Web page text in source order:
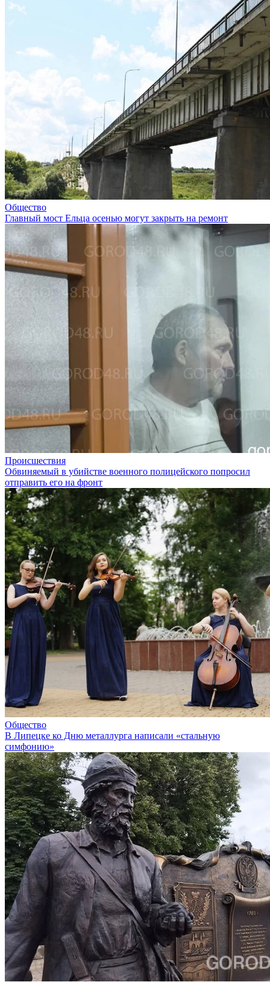
Общество
Главный мост Ельца осенью могут закрыть на ремонт
Происшествия
Обвиняемый в убийстве военного полицейского попросил
отправить его на фронт
Общество
В Липецке ко Дню металлурга написали «стальную
симфонию»